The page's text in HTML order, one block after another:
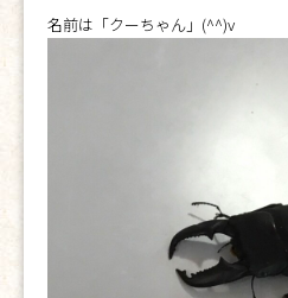
名前は「クーちゃん」(^^)v